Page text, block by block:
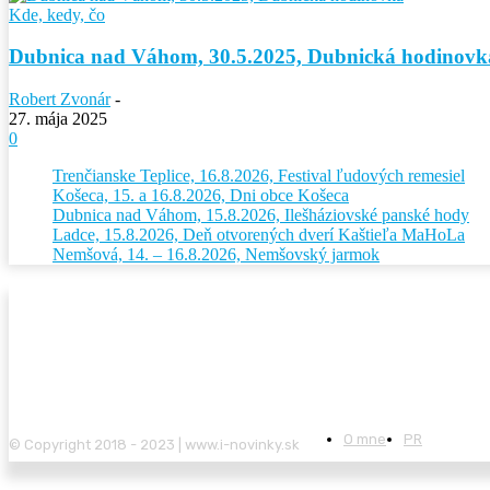
Kde, kedy, čo
Dubnica nad Váhom, 30.5.2025, Dubnická
Robert Zvonár -
27. mája 2025
0
Trenčianske Teplice, 16.8.2026, Festival ľudových remesiel
Košeca, 15. a 16.8.2026, Dni obce Košeca
Dubnica nad Váhom, 15.8.2026, Ilešháziovské panské hody
Ladce, 15.8.2026, Deň otvorených dverí Kaštieľa MaHoLa
Nemšová, 14. – 16.8.2026, Nemšovský jarmok
© Copyright 2018 - 2023 | www.i-novinky.sk O mne PR